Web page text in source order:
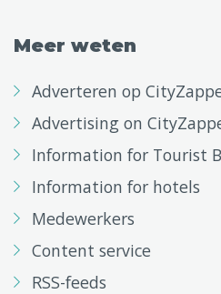
Meer weten
Adverteren op
Advertising on
Information for Tourist
Information for hotels
Medewerkers
Content service
RSS-feeds